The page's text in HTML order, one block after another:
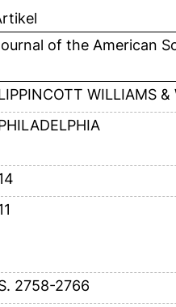
of the American
WILLIAMS &
2758-2766